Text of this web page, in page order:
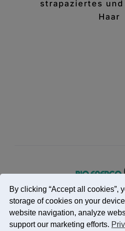
strapaziertes
Haar
Impressum
Alle Rechte vorbehalten – Bio
By clicking “Accept all cookies”,
storage of cookies on your
website navigation, analyze
support our marketing efforts.